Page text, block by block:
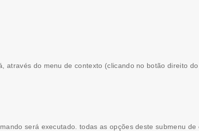
através do menu de contexto (clicando no botão direito
será executado. todas as opções deste submenu de